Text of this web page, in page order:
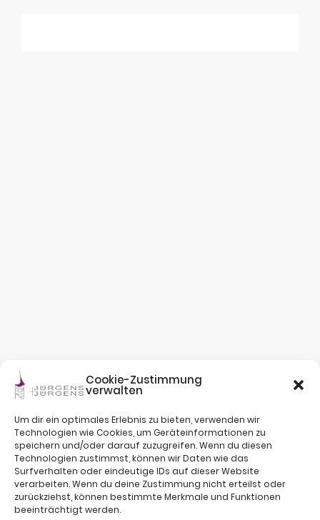
Cookie-Zustimmung
verwalten
Um dir ein optimales Erlebnis zu bieten, verwenden wir
Technologien wie Cookies, um Geräteinformationen zu
speichern und/oder darauf zuzugreifen. Wenn du diesen
Technologien zustimmst, können wir Daten wie das
Surfverhalten oder eindeutige IDs auf dieser Website
verarbeiten. Wenn du deine Zustimmung nicht erteilst oder
zurückziehst, können bestimmte Merkmale und Funktionen
beeinträchtigt werden.